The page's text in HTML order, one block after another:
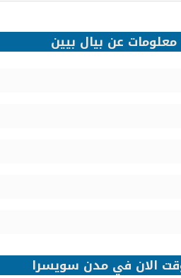
معلومات عن بيال بيين
الان في مدن سويسرا